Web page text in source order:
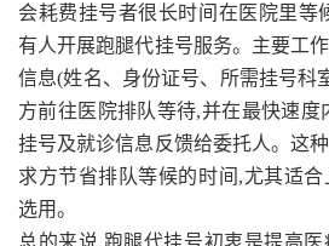
会耗费挂号者很长时间在医院里等
有人开展跑腿代挂号服务。主要工
信息(姓名、身份证号、所需挂号科
方前往医院排队等待,并在最快速度
挂号及就诊信息反馈给委托人。这
求方节省排队等候的时间,尤其适
选用。
总的来说,跑腿代挂号初衷是提高